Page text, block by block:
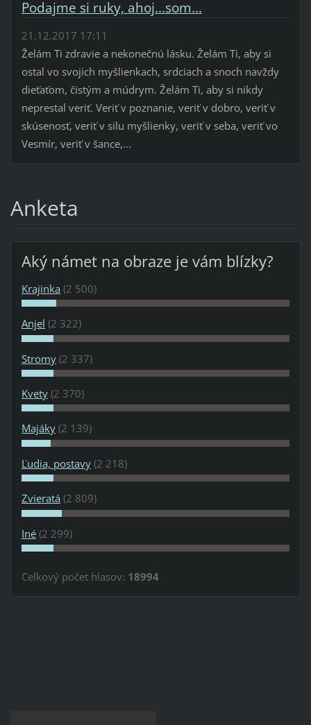
Podajme si ruky, ahoj...som...
21.12.2017 17:11
Želám Ti zdravie a nekonečnú lásku. Želám Ti, aby si
ostal vo svojich myšlienkach, srdciach a snoch navždy
dieťaťom, čistým a múdrym. Želám Ti, aby si nikdy
neprestal veriť. Veriť v poznanie, veriť v dobro, veriť v
skúsenosť, veriť v silu myšlienky, veriť v seba, veriť vo
Vesmír, veriť v šance,...
Anketa
Aký námet na obraze je vám blízky?
Krajinka (2 500)
Anjel (2 322)
Stromy (2 337)
Kvety (2 370)
Majáky (2 139)
Ľudia, postavy (2 218)
Zvieratá (2 809)
Iné (2 299)
Celkový počet hlasov: 18994